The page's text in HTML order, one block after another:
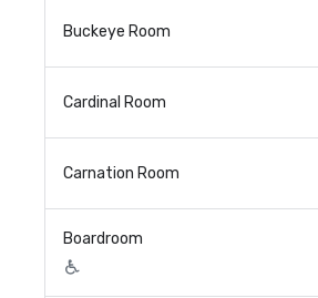
Buckeye Room
Cardinal Room
Carnation Room
Boardroom